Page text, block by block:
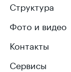
Структура
Фото и видео
Контакты
Сервисы